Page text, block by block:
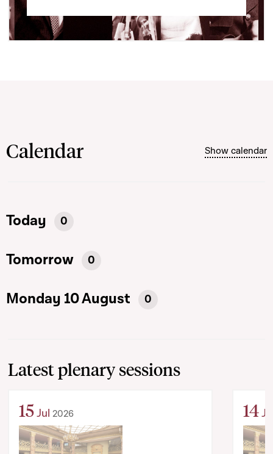
Calendar Show calendar
Today 0
Tomorrow 0
Monday 10 August 0
Latest plenary sessions
15Jul 2026 14